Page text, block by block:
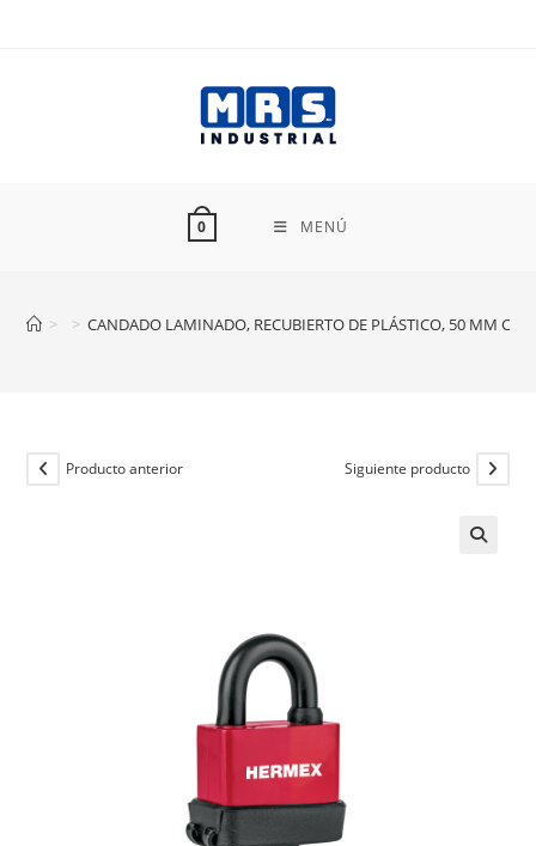
0 MENÚ
> > CANDADO LAMINADO, RECUBIERTO DE PLÁSTICO, 50 MM
Producto anterior Siguiente producto